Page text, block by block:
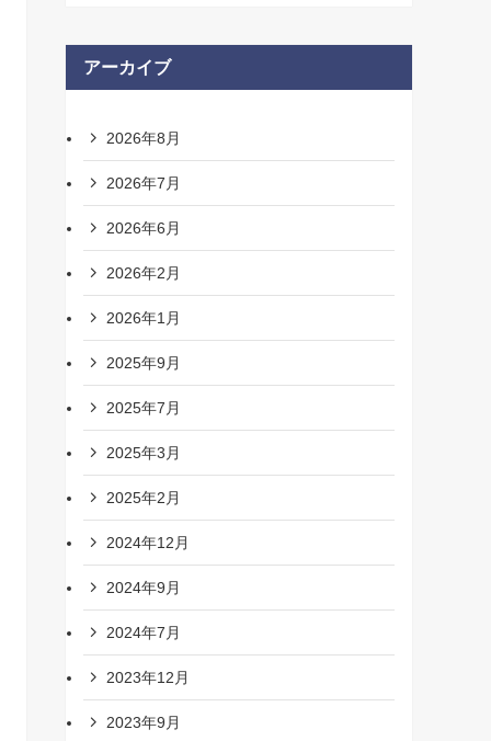
アーカイブ
2026年8月
2026年7月
2026年6月
2026年2月
2026年1月
2025年9月
2025年7月
2025年3月
2025年2月
2024年12月
2024年9月
2024年7月
2023年12月
2023年9月